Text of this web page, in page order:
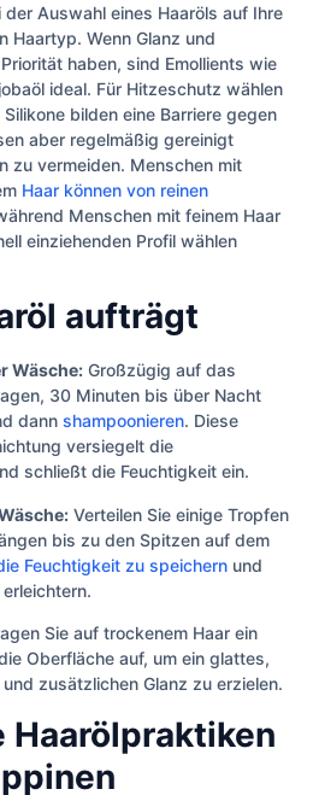
der Auswahl eines Haaröls auf Ihre
Haartyp. Wenn Glanz und
haben, sind Emollients wie
ideal. Für Hitzeschutz wählen
bilden eine Barriere gegen
aber regelmäßig gereinigt
zu vermeiden. Menschen mit
Haar können von reinen
Menschen mit feinem Haar
einziehenden Profil wählen
aufträgt
Wäsche: Großzügig auf das
30 Minuten bis über Nacht
dann shampoonieren. Diese
versiegelt die
schließt die Feuchtigkeit ein.
Verteilen Sie einige Tropfen
bis zu den Spitzen auf dem
Feuchtigkeit zu speichern und
Sie auf trockenem Haar ein
Oberfläche auf, um ein glattes,
zusätzlichen Glanz zu erzielen.
Haarölpraktiken